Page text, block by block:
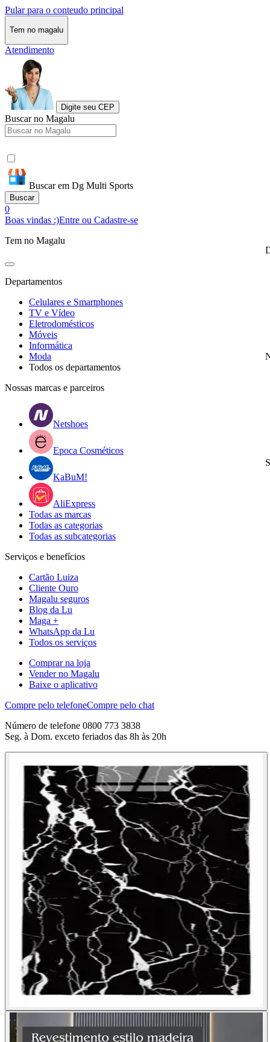
Pular para o conteudo principal
Tem no magalu
Atendimento
Digite seu CEP
Buscar no Magalu
Buscar em Dg Multi Sports
Buscar
0
Boas vindas :)Entre ou Cadastre-se
Tem no Magalu
Departamentos
Celulares e Smartphones
TV e Vídeo
Eletrodomésticos
Móveis
Informática
Moda
Todos os departamentos
Nossas marcas e parceiros
Netshoes
Epoca Cosméticos
KaBuM!
AliExpress
Todas as marcas
Todas as categorias
Todas as subcategorias
Serviços e benefícios
Cartão Luiza
Cliente Ouro
Magalu seguros
Blog da Lu
Maga +
WhatsApp da Lu
Todos os serviços
Comprar na loja
Vender no Magalu
Baixe o aplicativo
Compre pelo telefoneCompre pelo chat
Número de telefone 0800 773 3838
Seg. à Dom. exceto feriados das 8h às 20h